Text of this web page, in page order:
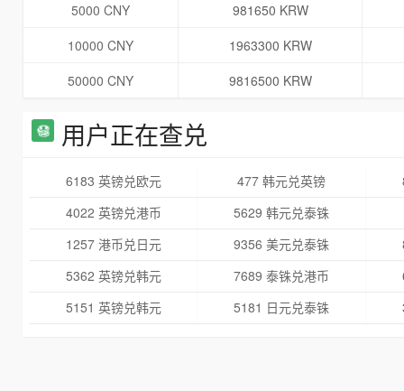
5000 CNY
981650 KRW
10000 CNY
1963300 KRW
50000 CNY
9816500 KRW
用户正在查兑
6183 英镑兑欧元 477 韩元兑英镑
4022 英镑兑港币
5629 韩元兑泰铢
1257 港币兑日元
9356 美元兑泰铢
5362 英镑兑韩元
7689 泰铢兑港币
5151 英镑兑韩元
5181 日元兑泰铢